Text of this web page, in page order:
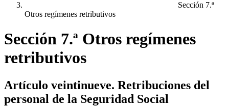
Sección 7.ª
Otros regímenes retributivos
Sección 7.ª Otros regímenes
retributivos
Artículo veintinueve. Retribuciones del
personal de la Seguridad Social